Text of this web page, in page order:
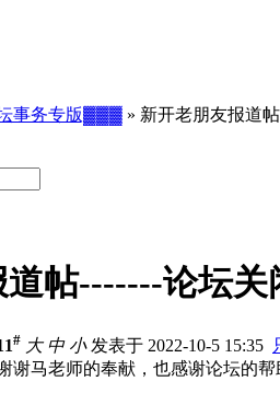
事务专版▓▓▓ » 新开老朋友报道
帖-------论坛
# 大 中 小发表于 2022-10-5 15:35
谢马老师的奉献，也感谢论坛的帮